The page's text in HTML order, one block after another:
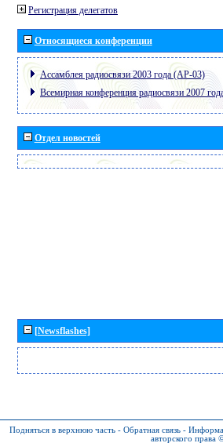
Регистрация делегатов
Относящиеся конференции
Ассамблея радиосвязи 2003 года (АР-03)
Всемирная конференция радиосвязи 2007
Отдел новостей
[Newsflashes]
Подняться в верхнюю часть - Обратная связь -
авторского